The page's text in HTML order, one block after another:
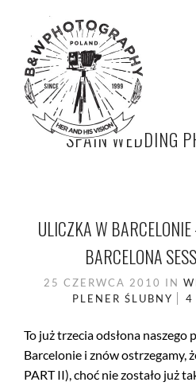
SPAIN WEDDING
ULICZKA W
BARCELONA
25 CZERWCA 2010 IN
PLENER ŚLUBNY
4
To już trzecia odsłona naszego
Barcelonie i znów ostrzegamy,
PART II), choć nie zostało już